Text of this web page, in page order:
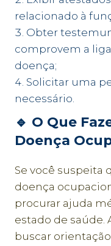
relacionado à
Obter
comprovem a
doença;
Solicitar uma
necessário.
🔹 O Que
Doença
Se você suspeita
doença
procurar ajuda
estado de saúde.
buscar